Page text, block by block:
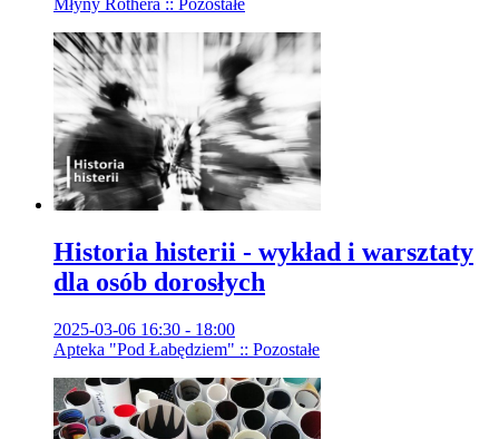
Młyny Rothera :: Pozostałe
Historia histerii - wykład i warsztaty
dla osób dorosłych
2025-03-06 16:30 - 18:00
Apteka "Pod Łabędziem" :: Pozostałe